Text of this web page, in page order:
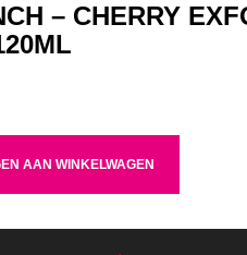
– CHERRY
AAN WINKELWAGEN